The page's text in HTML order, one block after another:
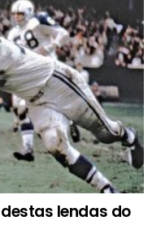
destas lendas do